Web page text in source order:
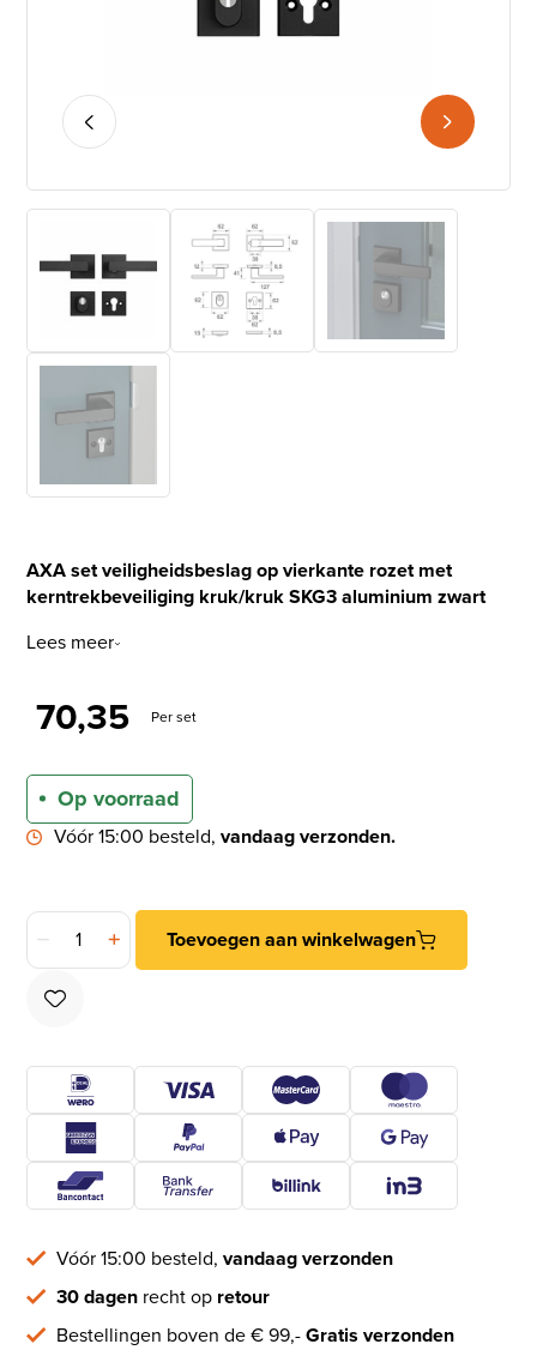
AXA set veiligheidsbeslag op vierkante rozet met
kerntrekbeveiliging kruk/kruk SKG3 aluminium zwart
Lees meer
70,35 Per set
Op voorraad
Vóór 15:00 besteld,vandaag verzonden.
AXA set veiligheidsbeslag op vierkante rozet met
Toevoegen aan winkelwagen
Vóór 15:00 besteld,vandaag verzonden
30 dagen recht op retour
Bestellingen boven de € 99,-Gratis verzonden